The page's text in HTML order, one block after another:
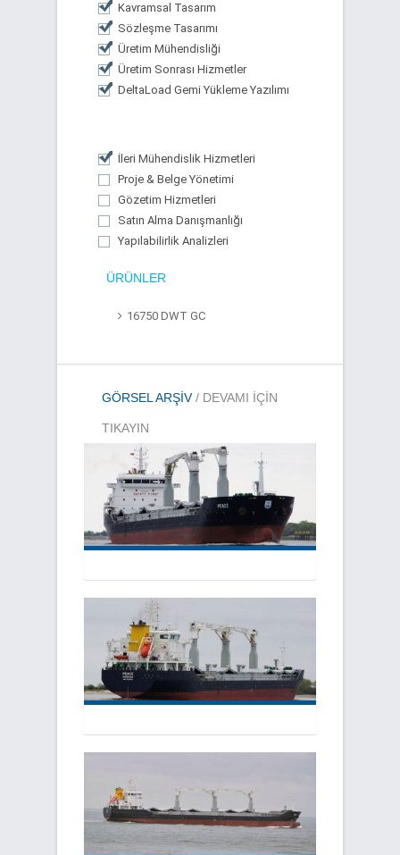
Kavramsal Tasarım
Sözleşme Tasarımı
Üretim Mühendisliği
Üretim Sonrası Hizmetler
DeltaLoad Gemi Yükleme Yazılımı
İleri Mühendislik Hizmetleri
Proje & Belge Yönetimi
Gözetim Hizmetleri
Satın Alma Danışmanlığı
Yapılabilirlik Analizleri
ÜRÜNLER
16750 DWT GC
GÖRSEL ARŞIV/ DEVAMI IÇIN
TIKAYIN